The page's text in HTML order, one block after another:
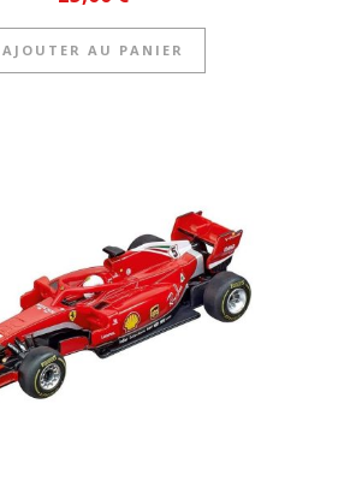
AJOUTER AU PANIER